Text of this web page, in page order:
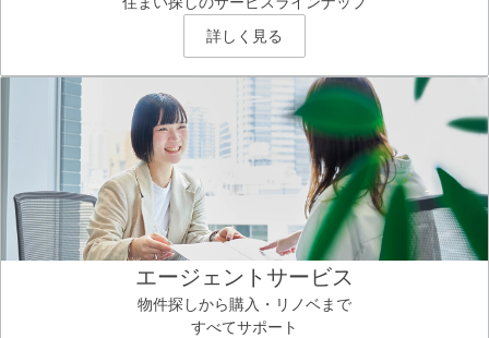
詳しく見る
エージェントサービス
物件探しから購入・リノベまで
すべてサポート